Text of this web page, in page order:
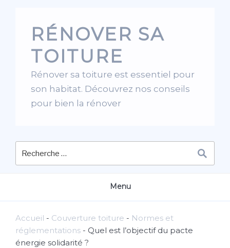
RÉNOVER SA
TOITURE
Rénover sa toiture est essentiel pour
son habitat. Découvrez nos conseils
pour bien la rénover
Menu
Accueil - Couverture toiture - Normes et
réglementations - Quel est l’objectif du pacte
énergie solidarité ?